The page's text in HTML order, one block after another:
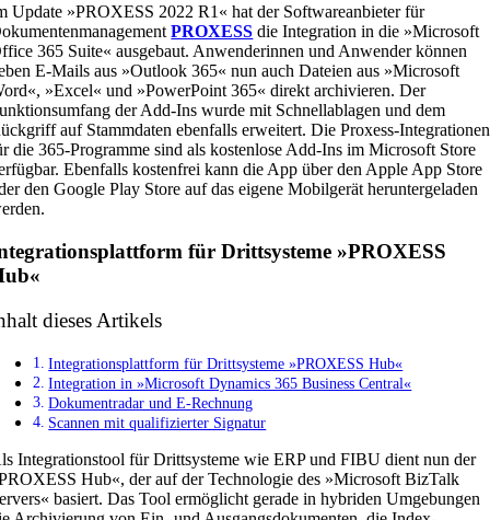
Update »PROXESS 2022 R1« hat der Softwareanbieter für
PROXESS die Integration in die »Microsoft
365 Suite« ausgebaut. Anwenderinnen und Anwender können
E-Mails aus »Outlook 365« nun auch Dateien aus »Microsoft
»Excel« und »PowerPoint 365« direkt archivieren. Der
der Add-Ins wurde mit Schnellablagen und dem
auf Stammdaten ebenfalls erweitert. Die Proxess-Integrationen
die 365-Programme sind als kostenlose Add-Ins im Microsoft Store
Ebenfalls kostenfrei kann die App über den Apple App Store
den Google Play Store auf das eigene Mobilgerät heruntergeladen
für Drittsysteme »PROXESS
dieses Artikels
Integrationsplattform für Drittsysteme »PROXESS Hub«
Integration in »Microsoft Dynamics 365 Business Central«
Dokumentradar und E-Rechnung
Scannen mit qualifizierter Signatur
Integrationstool für Drittsysteme wie ERP und FIBU dient nun der
Hub«, der auf der Technologie des »Microsoft BizTalk
basiert. Das Tool ermöglicht gerade in hybriden Umgebungen